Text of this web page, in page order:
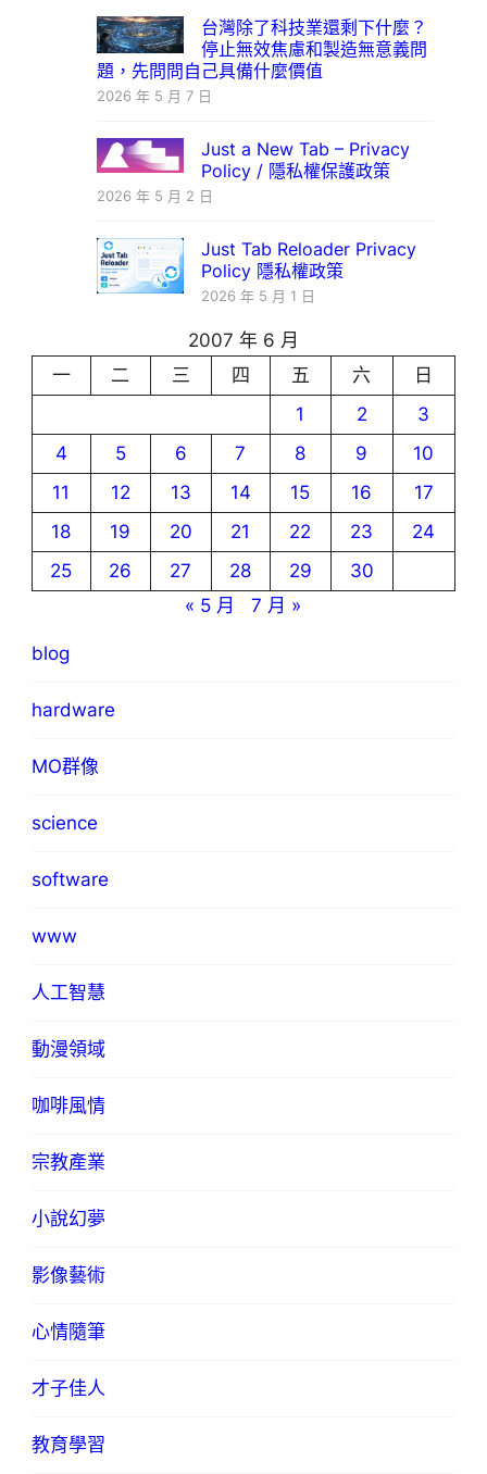
台灣除了科技業還剩下什麼？
停止無效焦慮和製造無意義問
題，先問問自己具備什麼價值
2026 年 5 月 7 日
Just a New Tab – Privacy
Policy / 隱私權保護政策
2026 年 5 月 2 日
Just Tab Reloader Privacy
Policy 隱私權政策
2026 年 5 月 1 日
2007 年 6 月
一
二 三 四 五 六
日
1
2
3
4
5 6 7 8 9
10
11
12 13 14 15 16
17
18
19 20 21 22 23
24
25
26 27 28 29
30
« 5 月
7 月 »
blog
hardware
MO群像
science
software
www
人工智慧
動漫領域
咖啡風情
宗教產業
小說幻夢
影像藝術
心情隨筆
才子佳人
教育學習